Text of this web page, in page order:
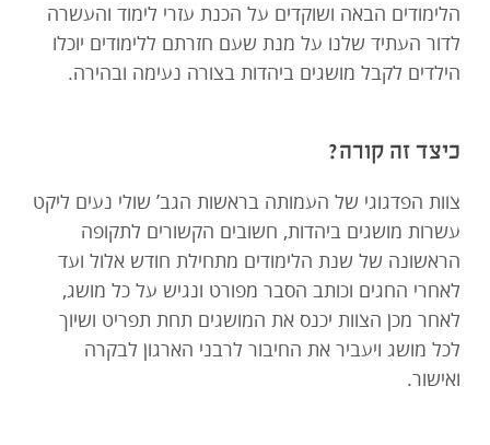
הלימודים הבאה ושוקדים על הכנת עזרי לימוד והעשרה
לדור העתיד שלנו על מנת שעם חזרתם ללימודים יוכלו
הילדים לקבל מושגים ביהדות בצורה נעימה ובהירה.
כיצד זה קורה?
צוות הפדגוגי של העמותה בראשות הגב’ שולי נעים ליקט
עשרות מושגים ביהדות, חשובים הקשורים לתקופה
הראשונה של שנת הלימודים מתחילת חודש אלול ועד
לאחרי החגים וכותב הסבר מפורט ונגיש על כל מושג,
לאחר מכן הצוות יכנס את המושגים תחת תפריט ושיוך
לכל מושג ויעביר את החיבור לרבני הארגון לבקרה
ואישור.